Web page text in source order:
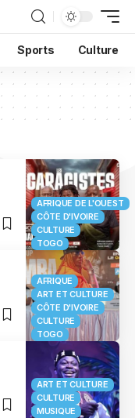
Sports Culture
AFRIQUE DE L'OUEST
CÔTE D'IVOIRE
CULTURE
TOGO
AFRIQUE
ART ET CULTURE
CÔTE D'IVOIRE
CULTURE
TOGO
ART ET CULTURE
CULTURE
MUSIQUE